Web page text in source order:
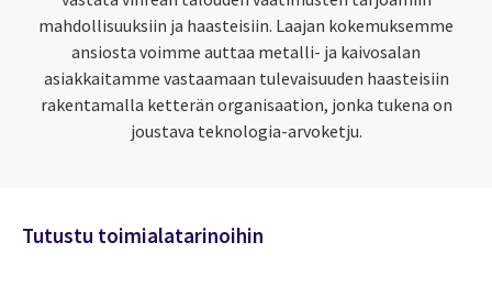
mahdollisuuksiin ja haasteisiin. Laajan kokemuksemme
ansiosta voimme auttaa metalli- ja kaivosalan
asiakkaitamme vastaamaan tulevaisuuden haasteisiin
rakentamalla ketterän organisaation, jonka tukena on
joustava teknologia-arvoketju.
Tutustu toimialatarinoihin